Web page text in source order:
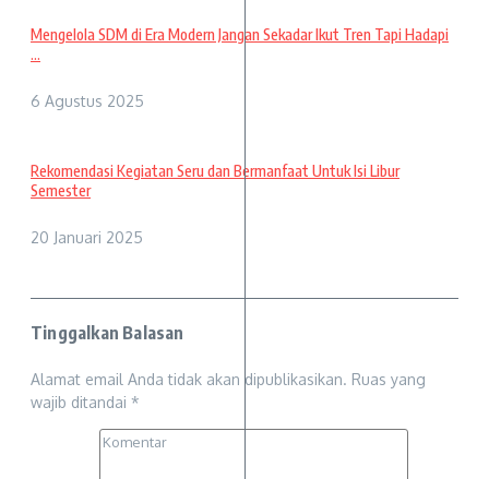
Mengelola SDM di Era Modern Jangan Sekadar Ikut Tren Tapi Hadapi
...
6 Agustus 2025
Rekomendasi Kegiatan Seru dan Bermanfaat Untuk Isi Libur
Semester
20 Januari 2025
Tinggalkan Balasan
Alamat email Anda tidak akan dipublikasikan. Ruas yang
wajib ditandai *